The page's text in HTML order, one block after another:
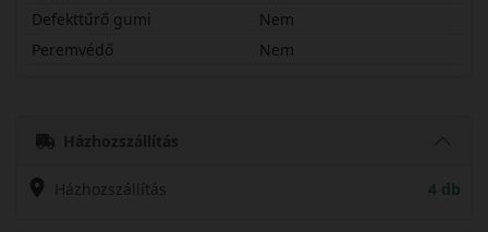
Defekttűrő gumi
Nem
Peremvédő
Nem
Házhozszállítás
Házhozszállítás 4 db